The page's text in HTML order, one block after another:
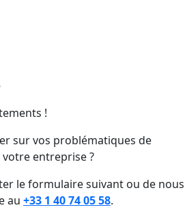
!
sur vos problématiques de
entreprise ?
le formulaire suivant ou de nous
au +33 1 40 74 05 58.